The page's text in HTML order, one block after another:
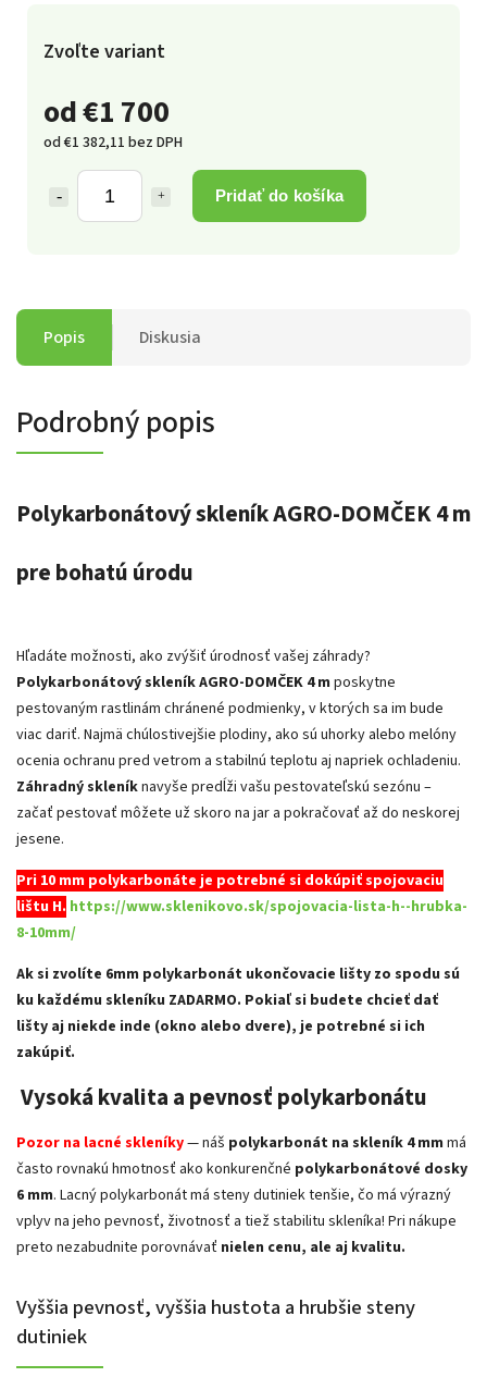
od€1 700
od€1 382,11 bez DPH
Pridať do košíka
Zvoľte variant
Popis Diskusia
Podrobný popis
Polykarbonátový skleník AGRO-DOMČEK 4 m
pre bohatú úrodu
Hľadáte možnosti, ako zvýšiť úrodnosť vašej záhrady?
Polykarbonátový skleníkAGRO-DOMČEK 4 m poskytne
pestovaným rastlinám chránené podmienky, v ktorých sa im bude
viac dariť. Najmä chúlostivejšie plodiny, ako sú uhorky alebo melóny
ocenia ochranu pred vetrom a stabilnú teplotu aj napriek ochladeniu.
Záhradnýskleníknavyše predĺži vašu pestovateľskú sezónu –
začať pestovať môžete už skoro na jar a pokračovať až do neskorej
jesene.
Pri 10 mm polykarbonáte je potrebné si dokúpiť spojovaciu
lištu H. https://www.sklenikovo.sk/spojovacia-lista-h--hrubka-
8-10mm/
Ak si zvolíte 6mm polykarbonát ukončovacie lišty zo spodu sú
ku každému skleníku ZADARMO. Pokiaľ si budete chcieť dať
lišty aj niekde inde (okno alebo dvere), je potrebné si ich
zakúpiť.
Vysoká kvalita a pevnosť polykarbonátu
Pozor na lacné skleníky— náš polykarbonát na skleník 4 mm má
často rovnakú hmotnosť ako konkurenčné polykarbonátové dosky
6 mm. Lacný polykarbonát má steny dutiniek tenšie, čo má výrazný
vplyv na jeho pevnosť, životnosť a tiež stabilitu skleníka! Pri nákupe
preto nezabudnite porovnávať nielen cenu, ale aj kvalitu.
Vyššia pevnosť, vyššia hustota a hrubšie steny
dutiniek